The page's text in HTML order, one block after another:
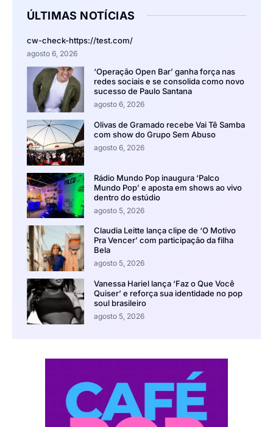
ÚLTIMAS NOTÍCIAS
cw-check-https://test.com/
agosto 6, 2026
‘Operação Open Bar’ ganha força nas
redes sociais e se consolida como novo
sucesso de Paulo Santana
agosto 6, 2026
Olivas de Gramado recebe Vai Tê Samba
com show do Grupo Sem Abuso
agosto 6, 2026
Rádio Mundo Pop inaugura ‘Palco
Mundo Pop’ e aposta em shows ao vivo
dentro do estúdio
agosto 5, 2026
Claudia Leitte lança clipe de ‘O Motivo
Pra Vencer’ com participação da filha
Bela
agosto 5, 2026
Vanessa Hariel lança ‘Faz o Que Você
Quiser’ e reforça sua identidade no pop
soul brasileiro
agosto 5, 2026